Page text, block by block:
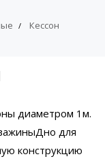
Кессон
диаметром 1м.
для
конструкцию